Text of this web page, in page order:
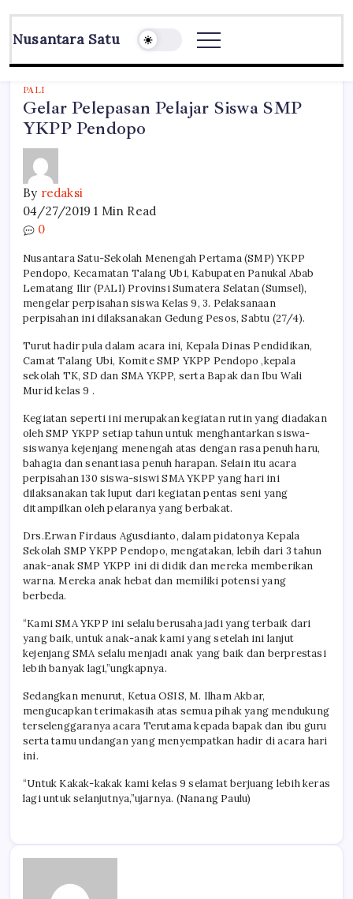
content
Nusantara Satu
Untuk
PALI
Gelar Pelepasan Pelajar Siswa SMP
YKPP Pendopo
By redaksi
04/27/20191 Min Read
0
Nusantara Satu-Sekolah Menengah Pertama (SMP) YKPP
Pendopo, Kecamatan Talang Ubi, Kabupaten Panukal Abab
Lematang Ilir (PALI) Provinsi Sumatera Selatan (Sumsel),
mengelar perpisahan siswa Kelas 9, 3. Pelaksanaan
perpisahan ini dilaksanakan Gedung Pesos, Sabtu (27/4).
Turut hadir pula dalam acara ini, Kepala Dinas Pendidikan,
Camat Talang Ubi, Komite SMP YKPP Pendopo ,kepala
sekolah TK, SD dan SMA YKPP, serta Bapak dan Ibu Wali
Murid kelas 9 .
Kegiatan seperti ini merupakan kegiatan rutin yang diadakan
oleh SMP YKPP setiap tahun untuk menghantarkan siswa-
siswanya kejenjang menengah atas dengan rasa penuh haru,
bahagia dan senantiasa penuh harapan. Selain itu acara
perpisahan 130 siswa-siswi SMA YKPP yang hari ini
dilaksanakan tak luput dari kegiatan pentas seni yang
ditampilkan oleh pelaranya yang berbakat.
Drs.Erwan Firdaus Agusdianto, dalam pidatonya Kepala
Sekolah SMP YKPP Pendopo, mengatakan, lebih dari 3 tahun
anak-anak SMP YKPP ini di didik dan mereka memberikan
warna. Mereka anak hebat dan memiliki potensi yang
berbeda.
“Kami SMA YKPP ini selalu berusaha jadi yang terbaik dari
yang baik, untuk anak-anak kami yang setelah ini lanjut
kejenjang SMA selalu menjadi anak yang baik dan berprestasi
lebih banyak lagi,”ungkapnya.
Sedangkan menurut, Ketua OSIS, M. Ilham Akbar,
mengucapkan terimakasih atas semua pihak yang mendukung
terselenggaranya acara Terutama kepada bapak dan ibu guru
serta tamu undangan yang menyempatkan hadir di acara hari
ini.
“Untuk Kakak-kakak kami kelas 9 selamat berjuang lebih keras
lagi untuk selanjutnya,”ujarnya. (Nanang Paulu)